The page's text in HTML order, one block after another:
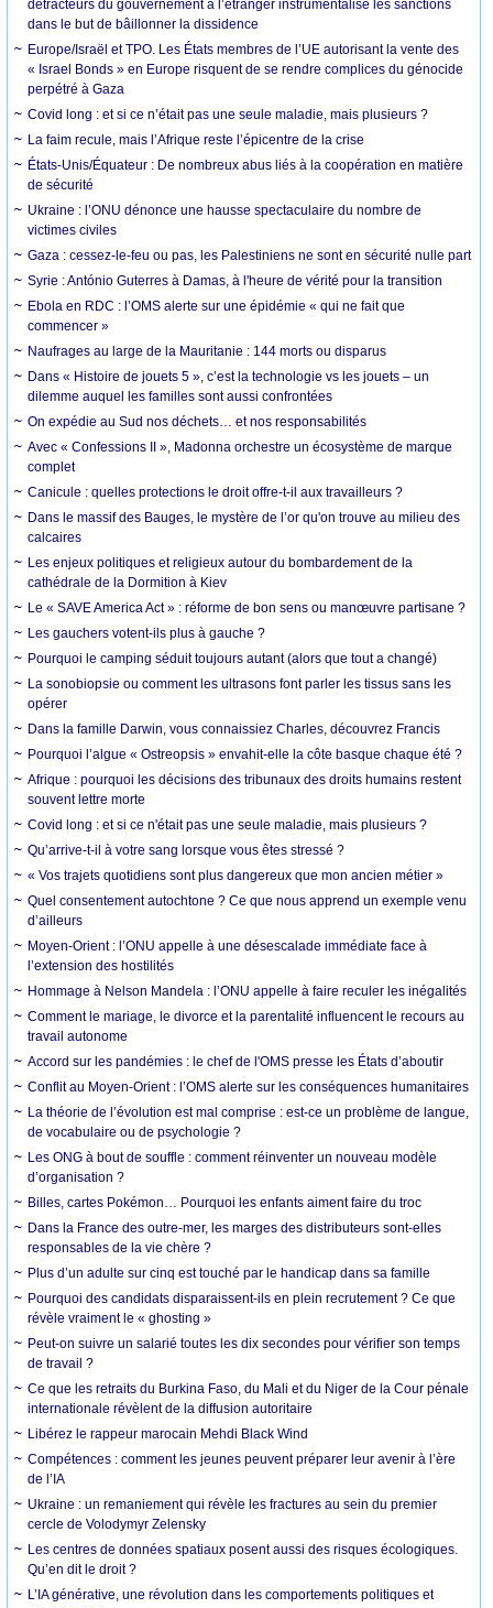
détracteurs du gouvernement à l’étranger instrumentalise les sanctions
dans le but de bâillonner la dissidence
Europe/Israël et TPO. Les États membres de l’UE autorisant la vente des
« Israel Bonds » en Europe risquent de se rendre complices du génocide
perpétré à Gaza
Covid long : et si ce n’était pas une seule maladie, mais plusieurs ?
La faim recule, mais l’Afrique reste l’épicentre de la crise
États-Unis/Équateur : De nombreux abus liés à la coopération en matière
de sécurité
Ukraine : l’ONU dénonce une hausse spectaculaire du nombre de
victimes civiles
Gaza : cessez-le-feu ou pas, les Palestiniens ne sont en sécurité nulle part
Syrie : António Guterres à Damas, à l'heure de vérité pour la transition
Ebola en RDC : l’OMS alerte sur une épidémie « qui ne fait que
commencer »
Naufrages au large de la Mauritanie : 144 morts ou disparus
Dans « Histoire de jouets 5 », c’est la technologie vs les jouets – un
dilemme auquel les familles sont aussi confrontées
On expédie au Sud nos déchets… et nos responsabilités
Avec « Confessions II », Madonna orchestre un écosystème de marque
complet
Canicule : quelles protections le droit offre-t-il aux travailleurs ?
Dans le massif des Bauges, le mystère de l’or qu'on trouve au milieu des
calcaires
Les enjeux politiques et religieux autour du bombardement de la
cathédrale de la Dormition à Kiev
Le « SAVE America Act » : réforme de bon sens ou manœuvre partisane ?
Les gauchers votent-ils plus à gauche ?
Pourquoi le camping séduit toujours autant (alors que tout a changé)
La sonobiopsie ou comment les ultrasons font parler les tissus sans les
opérer
Dans la famille Darwin, vous connaissiez Charles, découvrez Francis
Pourquoi l’algue « Ostreopsis » envahit-elle la côte basque chaque été ?
Afrique : pourquoi les décisions des tribunaux des droits humains restent
souvent lettre morte
Covid long : et si ce n'était pas une seule maladie, mais plusieurs ?
Qu’arrive-t-il à votre sang lorsque vous êtes stressé ?
« Vos trajets quotidiens sont plus dangereux que mon ancien métier »
Quel consentement autochtone ? Ce que nous apprend un exemple venu
d’ailleurs
Moyen-Orient : l’ONU appelle à une désescalade immédiate face à
l’extension des hostilités
Hommage à Nelson Mandela : l’ONU appelle à faire reculer les inégalités
Comment le mariage, le divorce et la parentalité influencent le recours au
travail autonome
Accord sur les pandémies : le chef de l'OMS presse les États d’aboutir
Conflit au Moyen-Orient : l’OMS alerte sur les conséquences humanitaires
La théorie de l’évolution est mal comprise : est-ce un problème de langue,
de vocabulaire ou de psychologie ?
Les ONG à bout de souffle : comment réinventer un nouveau modèle
d’organisation ?
Billes, cartes Pokémon… Pourquoi les enfants aiment faire du troc
Dans la France des outre-mer, les marges des distributeurs sont-elles
responsables de la vie chère ?
Plus d’un adulte sur cinq est touché par le handicap dans sa famille
Pourquoi des candidats disparaissent-ils en plein recrutement ? Ce que
révèle vraiment le « ghosting »
Peut-on suivre un salarié toutes les dix secondes pour vérifier son temps
de travail ?
Ce que les retraits du Burkina Faso, du Mali et du Niger de la Cour pénale
internationale révèlent de la diffusion autoritaire
Libérez le rappeur marocain Mehdi Black Wind
Compétences : comment les jeunes peuvent préparer leur avenir à l’ère
de l’IA
Ukraine : un remaniement qui révèle les fractures au sein du premier
cercle de Volodymyr Zelensky
Les centres de données spatiaux posent aussi des risques écologiques.
Qu’en dit le droit ?
L’IA générative, une révolution dans les comportements politiques et